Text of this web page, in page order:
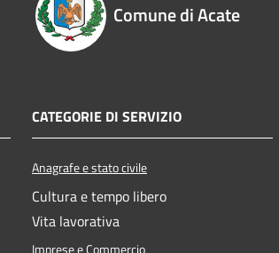
Comune di Acate
CATEGORIE DI SERVIZIO
Anagrafe e stato civile
Cultura e tempo libero
Vita lavorativa